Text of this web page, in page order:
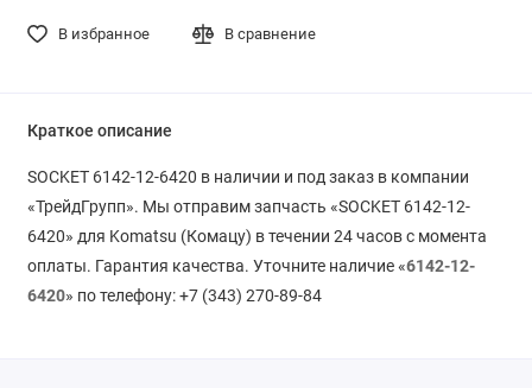
В избранное В сравнение
Краткое описание
SOCKET 6142-12-6420 в наличии и под заказ в компании
«ТрейдГрупп». Мы отправим запчасть «SOCKET 6142-12-
6420» для Komatsu (Комацу) в течении 24 часов с момента
оплаты. Гарантия качества. Уточните наличие «6142-12-
6420» по телефону: +7 (343) 270-89-84